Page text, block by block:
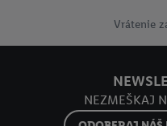
Vrátenie
NEZMEŠKAJ